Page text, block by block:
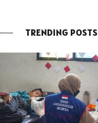
TRENDING POSTS